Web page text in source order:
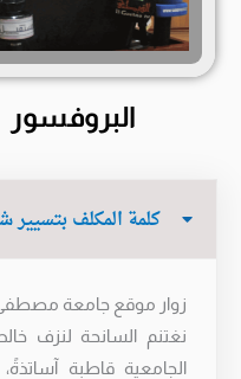
كلمة المكلف بتسيير
زوار موقع جامعة مصطفى
نغتنم السانحة لنزف
الجامعية قاطبة